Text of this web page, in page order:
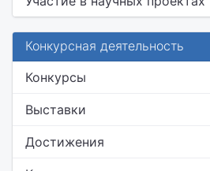
Конкурсная деятельность
Конкурсы
Выставки
Достижения